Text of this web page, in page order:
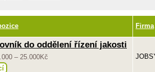
Firma
do oddělení řízení jakosti
– 25.000Kč